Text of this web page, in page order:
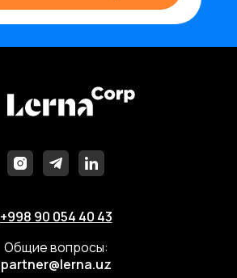
+998 90 054 40 43
Общие вопросы:
partner@lerna.uz